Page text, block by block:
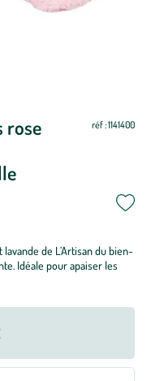
rose
réf : 1141400
de L’Artisan du bien-
Idéale pour apaiser les